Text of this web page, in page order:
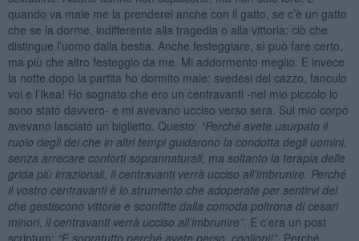
quando va male me la prenderei anche con il gatto, se c’è un gatto
che se la dorme, indifferente alla tragedia o alla vittoria: ciò che
distingue l’uomo dalla bestia. Anche festeggiare, sì può fare certo,
ma più che altro festeggio da me. Mi addormento meglio. E invece
la notte dopo la partita ho dormito male: svedesi del cazzo, fanculo
voi e l’Ikea! Ho sognato che ero un centravanti -nel mio piccolo lo
sono stato davvero- e mi avevano ucciso verso sera. Sul mio corpo
avevano lasciato un biglietto. Questo: “Perché avete usurpato il
ruolo degli dei che in altri tempi guidarono la condotta degli uomini,
senza arrecare conforti soprannaturali, ma soltanto la terapia delle
grida più irrazionali, il centravanti verrà ucciso all'imbrunire. Perché
il vostro centravanti è lo strumento che adoperate per sentirvi dei
che gestiscono vittorie e sconfitte dalla comoda poltrona di cesari
minori, il centravanti verrà ucciso all'imbrunire”. E c’era un post
scriptum: “E sopratutto perché avete perso, coglioni!”. Perché